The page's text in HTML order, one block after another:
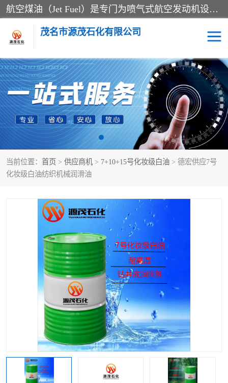
航空煤油（Jet Fuel）是专门为喷气式航空发动机设计的高纯度燃料，主要分为Jet A、Jet A-1和Jet B等类型。其特点是闪点高、低温流动性好，并添加了抗静电剂和抗氧化剂以确保飞行安全。航空煤油需
茂名市源茂石化有限公司
当前位置： 首页 > 供应商机 > 7+10+15号化妆级白油 > 德宏供应7号
化妆级白油纺织机械润滑油
RP3航空煤油 D20+D30溶剂油
D40+D60溶剂油 D80+D100溶剂油
6号+120号溶剂油 260号溶剂油
异构烷烃 天然乳胶
26+32号化妆级白油 46+68号化妆级白油
2731溶剂油